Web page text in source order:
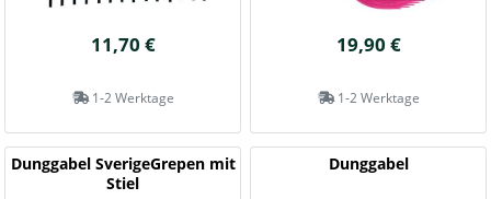
11,70 €
1-2 Werktage
19,90 €
1-2 Werktage
Dunggabel SverigeGrepen mit
Stiel
Dunggabel